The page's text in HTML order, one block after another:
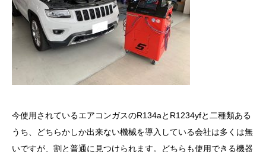
今使用されているエアコンガスのR134aとR1234yfと二種類ある
うち、どちらかしか出来ない機械を導入している会社は多くは無
いですが、割と普通に見つけられます。どちらも使用できる機器